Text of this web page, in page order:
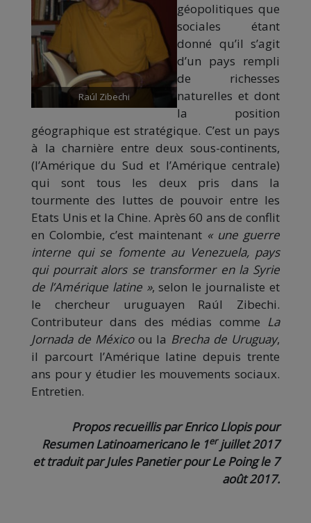
Raúl Zibechi
géopolitiques que
sociales étant
donné qu’il s’agit
d’un pays rempli
de richesses
naturelles et dont
la position
géographique est stratégique. C’est un pays
à la charnière entre deux sous-continents,
(l’Amérique du Sud et l’Amérique centrale)
qui sont tous les deux pris dans la
tourmente des luttes de pouvoir entre les
Etats Unis et la Chine. Après 60 ans de conflit
en Colombie, c’est maintenant « une guerre
interne qui se fomente au Venezuela, pays
qui pourrait alors se transformer en la Syrie
de l’Amérique latine », selon le journaliste et
le chercheur uruguayen Raúl Zibechi.
Contributeur dans des médias comme La
Jornada de Méxicoou la Brecha de Uruguay,
il parcourt l’Amérique latine depuis trente
ans pour y étudier les mouvements sociaux.
Entretien.
Propos recueillis par Enrico Llopis pour
Resumen Latinoamericano le 1erjuillet 2017
et traduit par Jules Panetier pour Le Poing le 7
août 2017.